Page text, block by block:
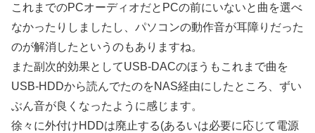
これまでのPCオーディオだとPCの前にいないと曲を選べ
なかったりしましたし、パソコンの動作音が耳障りだった
のが解消したというのもありますね。
また副次的効果としてUSB-DACのほうもこれまで曲を
USB-HDDから読んでたのをNAS経由にしたところ、ずい
ぶん音が良くなったように感じます。
徐々に外付けHDDは廃止する(あるいは必要に応じて電源